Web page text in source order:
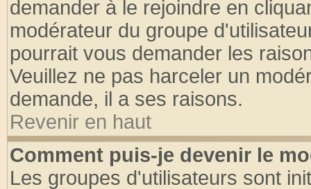
demander à le rejoindre en
modérateur du groupe
pourrait vous demander les
Veuillez ne pas harceler un
demande, il a ses raisons.
Revenir en haut
Comment puis-je devenir le
Les groupes d'utilisateurs sont